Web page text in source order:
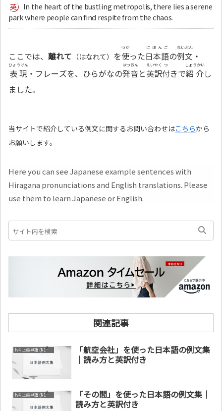
In the heart of the bustling metropolis, there lies a serene
park where people can find respite from the chaos.
ここでは、 離れて （はなれて） を使
つか
った日本語
にほんご
の例文
れいぶん
・
表現
ひょうげん
・フレーズを、ひらがなの発音
はつおん
と英訳
えいやく
付
つ
きで紹介
しょうかい
し
ました。
当サイトで紹介している例文に関するお問い合わせはこちらから
お願いします。
Here you can see Japanese example sentences with
Hiragana pronunciations and English translations. Please
use them to learn Japanese or English.
関連記事
lv4. 上級単語 (N1～N2)
「航空会社」を使った日本語の例文集
｜読み方と英訳付き
lv4. 上級単語 (N1～N2)
「その間」を使った日本語の例文集｜
読み方と英訳付き